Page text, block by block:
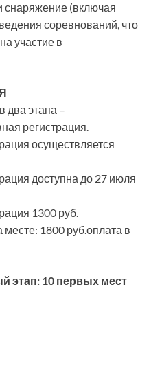
снаряжение (включая
соревнований, что
участие в
два этапа –
регистрация.
осуществляется
доступна до 27 июля
1300 руб.
1800 руб.оплата в
этап: 10 первых мест